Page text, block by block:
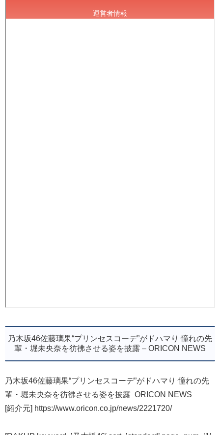
乃木坂46佐藤璃果“プリンセスコーデ”がドハマり 憧れの先
輩・堀未央奈を彷彿させる姿を披露 – ORICON NEWS
乃木坂46佐藤璃果“プリンセスコーデ”がドハマり 憧れの先
輩・堀未央奈を彷彿させる姿を披露 ORICON NEWS
[紹介元] https://www.oricon.co.jp/news/2221720/